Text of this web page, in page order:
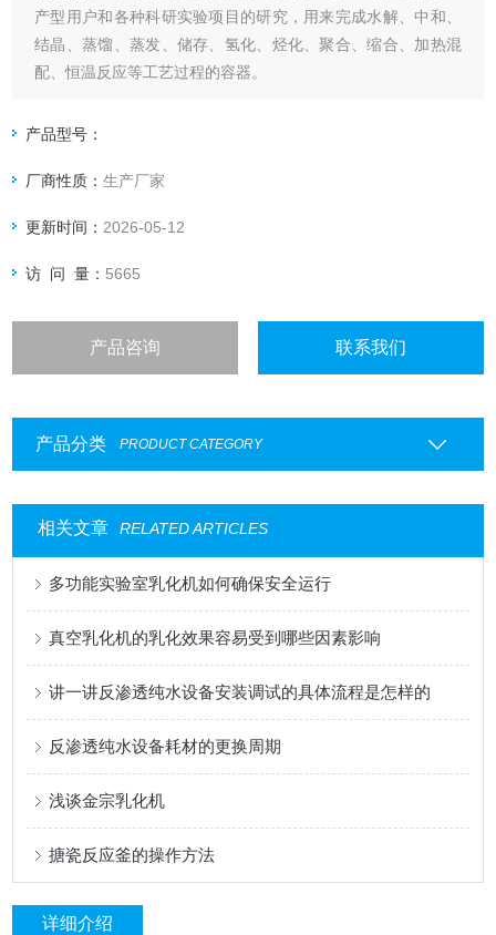
产型用户和各种科研实验项目的研究，用来完成水解、中和、
结晶、蒸馏、蒸发、储存、氢化、烃化、聚合、缩合、加热混
配、恒温反应等工艺过程的容器。
产品型号：
厂商性质：生产厂家
更新时间： 2026-05-12
访 问 量： 5665
产品咨询 联系我们
产品分类 PRODUCT CATEGORY
相关文章 RELATED ARTICLES
多功能实验室乳化机如何确保安全运行
真空乳化机的乳化效果容易受到哪些因素影响
讲一讲反渗透纯水设备安装调试的具体流程是怎样的
反渗透纯水设备耗材的更换周期
浅谈金宗乳化机
搪瓷反应釜的操作方法
详细介绍